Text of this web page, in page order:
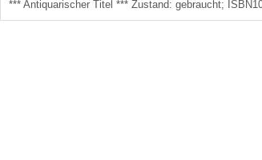
*** Antiquarischer Titel *** Zustand: gebraucht;